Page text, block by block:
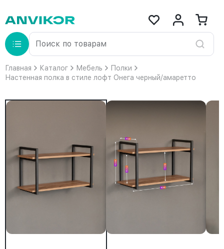
Главная Каталог Мебель
Полки
Настенная полка в стиле лофт Онега черный/амаретто